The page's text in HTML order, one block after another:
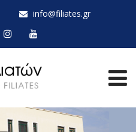
info@filiates.gr